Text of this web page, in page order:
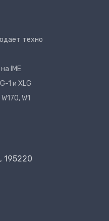
техно
IME
1 и XLG
W1
195220